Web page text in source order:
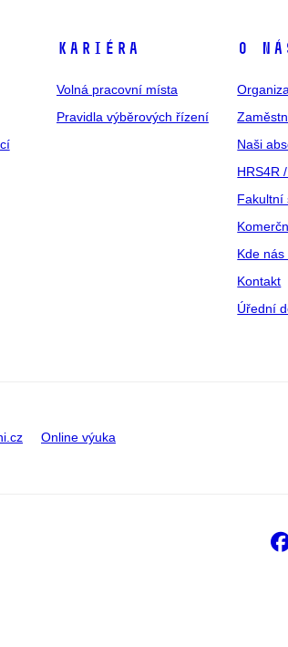
Kariéra
Volná pracovní místa
Pravidla výběrových řízení
O
Naši
HRS4R
Fakultní
Kde
Kontakt
Úřední
Online výuka